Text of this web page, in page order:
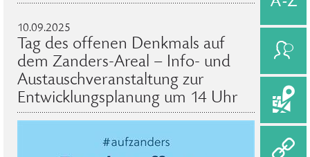
10.09.2025
Tag des offenen Denkmals auf
dem Zanders-Areal – Info- und
Austauschveranstaltung zur
Entwicklungsplanung um 14 Uhr